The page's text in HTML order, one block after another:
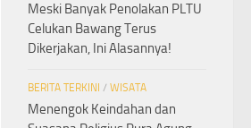
Meski Banyak Penolakan PLTU
Celukan Bawang Terus
Dikerjakan, Ini Alasannya!
BERITA TERKINI / WISATA
Menengok Keindahan dan